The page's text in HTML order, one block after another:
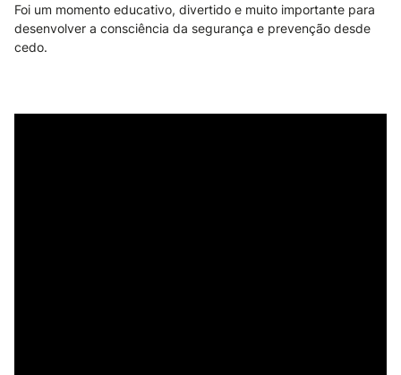
Foi um momento educativo, divertido e muito importante para
desenvolver a consciência da segurança e prevenção desde
cedo.